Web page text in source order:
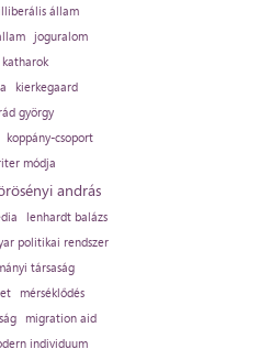
illiberális állam
joguralom
katharok
kierkegaard
györgy
koppány-csoport
módja
andrás
lenhardt balázs
politikai rendszer
társaság
mérséklődés
migration aid
individuum